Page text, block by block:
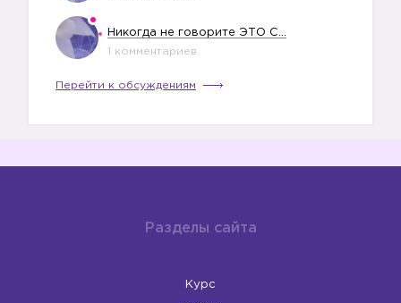
Никогда не говорите ЭТО СВОЕМУ РЕБЕНКУ
1 комментариев
Перейти к обсуждениям
Разделы сайта
Курс